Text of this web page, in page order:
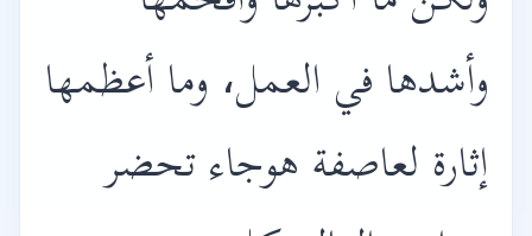
وأشدها في العمل، وما أعظمها
إثارة لعاصفة هوجاء تحضر